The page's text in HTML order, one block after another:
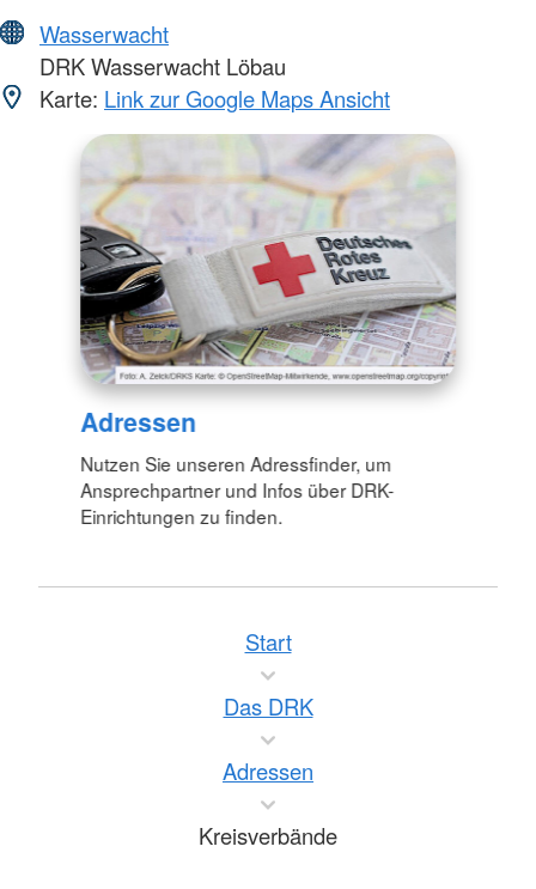
Wasserwacht
DRK Wasserwacht Löbau
Karte: Link zur Google Maps Ansicht
Adressen
Nutzen Sie unseren Adressfinder, um
Ansprechpartner und Infos über DRK-
Einrichtungen zu finden.
Start
Das DRK
Adressen
Kreisverbände